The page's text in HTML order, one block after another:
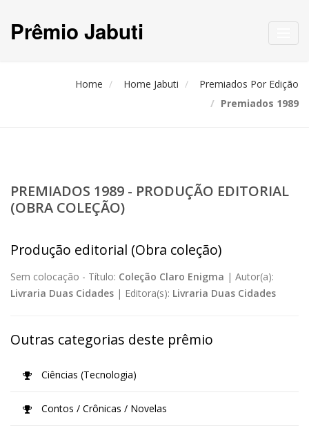
Prêmio Jabuti
Home Home Jabuti
Premiados Por Edição
Premiados 1989
PREMIADOS 1989 - PRODUÇÃO EDITORIAL
(OBRA COLEÇÃO)
Produção editorial (Obra coleção)
Sem colocação - Título: Coleção Claro Enigma | Autor(a):
Livraria Duas Cidades | Editora(s): Livraria Duas Cidades
Outras categorias deste prêmio
Ciências (Tecnologia)
Contos / Crônicas / Novelas